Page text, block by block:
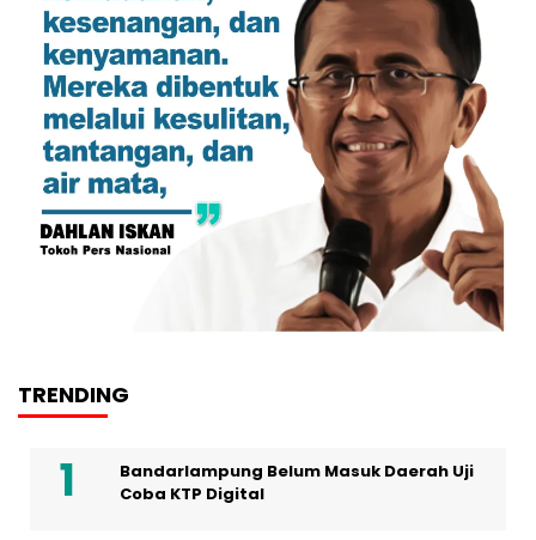
TRENDING
Bandarlampung Belum Masuk Daerah Uji
Coba KTP Digital